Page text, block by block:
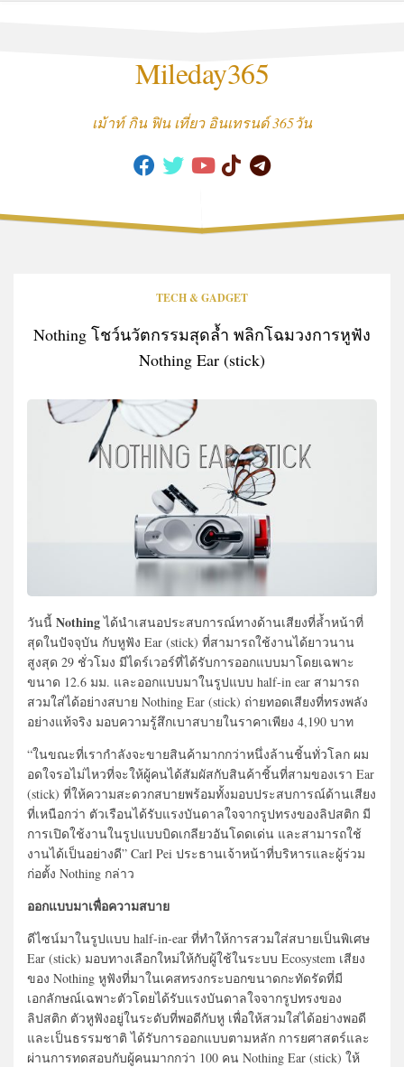
Mileday365
เม้าท์ กิน ฟิน เที่ยว อินเทรนด์ 365วัน
TECH & GADGET
Nothing โชว์นวัตกรรมสุดล้ำ พลิกโฉมวงการหูฟัง
Nothing Ear (stick)
วันนี้ Nothingได้นำเสนอประสบการณ์ทางด้านเสียงที่ล้ำหน้าที่
สุดในปัจจุบัน กับหูฟัง Ear (stick) ที่สามารถใช้งานได้ยาวนาน
สูงสุด 29 ชั่วโมง มีไดร์เวอร์ที่ได้รับการออกแบบมาโดยเฉพาะ
ขนาด 12.6 มม. และออกแบบมาในรูปแบบ half-in ear สามารถ
สวมใส่ได้อย่างสบาย Nothing Ear (stick) ถ่ายทอดเสียงที่ทรงพลัง
อย่างแท้จริง มอบความรู้สึกเบาสบายในราคาเพียง 4,190 บาท
“ในขณะที่เรากำลังจะขายสินค้ามากกว่าหนึ่งล้านชิ้นทั่วโลก ผม
อดใจรอไม่ไหวที่จะให้ผู้คนได้สัมผัสกับสินค้าชิ้นที่สามของเรา Ear
(stick) ที่ให้ความสะดวกสบายพร้อมทั้งมอบประสบการณ์ด้านเสียง
ที่เหนือกว่า ตัวเรือนได้รับแรงบันดาลใจจากรูปทรงของลิปสติก มี
การเปิดใช้งานในรูปแบบบิดเกลียวอันโดดเด่น และสามารถใช้
งานได้เป็นอย่างดี” Carl Pei ประธานเจ้าหน้าที่บริหารและผู้ร่วม
ก่อตั้ง Nothing กล่าว
ออกแบบมาเพื่อความสบาย
ดีไซน์มาในรูปแบบ half-in-ear ที่ทำให้การสวมใส่สบายเป็นพิเศษ
Ear (stick) มอบทางเลือกใหม่ให้กับผู้ใช้ในระบบ Ecosystem เสียง
ของ Nothing หูฟังที่มาในเคสทรงกระบอกขนาดกะทัดรัดที่มี
เอกลักษณ์เฉพาะตัวโดยได้รับแรงบันดาลใจจากรูปทรงของ
ลิปสติก ตัวหูฟังอยู่ในระดับที่พอดีกับหู เพื่อให้สวมใส่ได้อย่างพอดี
และเป็นธรรมชาติ ได้รับการออกแบบตามหลัก การยศาสตร์และ
ผ่านการทดสอบกับผู้คนมากกว่า 100 คน Nothing Ear (stick) ให้